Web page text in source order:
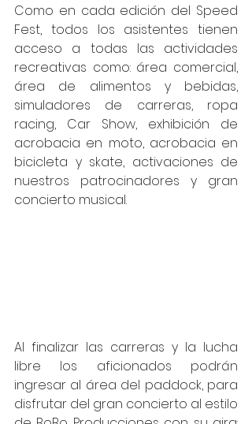
Como en cada edición del Speed
Fest, todos los asistentes tienen
acceso a todas las actividades
recreativas como: área comercial,
área de alimentos y bebidas,
simuladores de carreras, ropa
racing, Car Show, exhibición de
acrobacia en moto, acrobacia en
bicicleta y skate, activaciones de
nuestros patrocinadores y gran
concierto musical.
Al finalizar las carreras y la lucha
libre los aficionados podrán
ingresar al área del paddock, para
disfrutar del gran concierto al estilo